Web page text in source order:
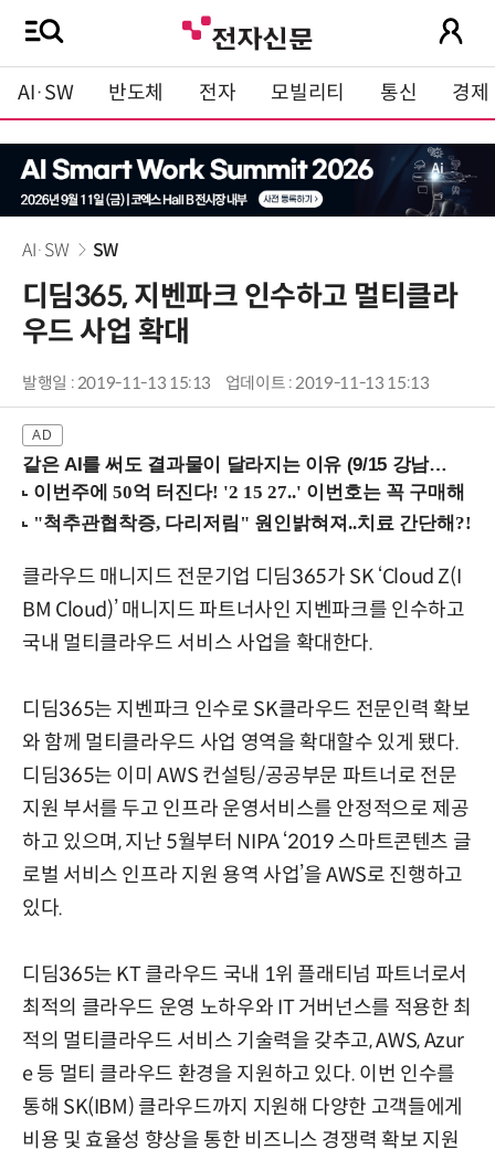
AI·SW 반도체 전자 모빌리티 통신 경제
AI·SW SW
디딤365, 지벤파크 인수하고 멀티클라
우드 사업 확대
발행일 : 2019-11-13 15:13 업데이트 : 2019-11-13 15:13
같은 AI를 써도 결과물이 달라지는 이유 (9/15 강남역)
클라우드 매니지드 전문기업 디딤365가 SK ‘Cloud Z(I
BM Cloud)’ 매니지드 파트너사인 지벤파크를 인수하고
국내 멀티클라우드 서비스 사업을 확대한다.
디딤365는 지벤파크 인수로 SK클라우드 전문인력 확보
와 함께 멀티클라우드 사업 영역을 확대할수 있게 됐다.
디딤365는 이미 AWS 컨설팅/공공부문 파트너로 전문
지원 부서를 두고 인프라 운영서비스를 안정적으로 제공
하고 있으며, 지난 5월부터 NIPA ‘2019 스마트콘텐츠 글
로벌 서비스 인프라 지원 용역 사업’을 AWS로 진행하고
있다.
디딤365는 KT 클라우드 국내 1위 플래티넘 파트너로서
최적의 클라우드 운영 노하우와 IT 거버넌스를 적용한 최
적의 멀티클라우드 서비스 기술력을 갖추고, AWS, Azur
e 등 멀티 클라우드 환경을 지원하고 있다. 이번 인수를
통해 SK(IBM) 클라우드까지 지원해 다양한 고객들에게
비용 및 효율성 향상을 통한 비즈니스 경쟁력 확보 지원